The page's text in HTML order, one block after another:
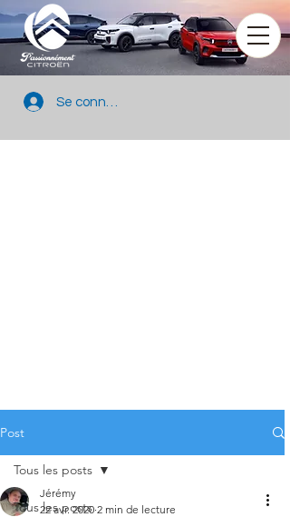
Se connecter
Post
Tous les posts
Tous les posts
Jérémy
22 avr. 2020 2 min de lecture